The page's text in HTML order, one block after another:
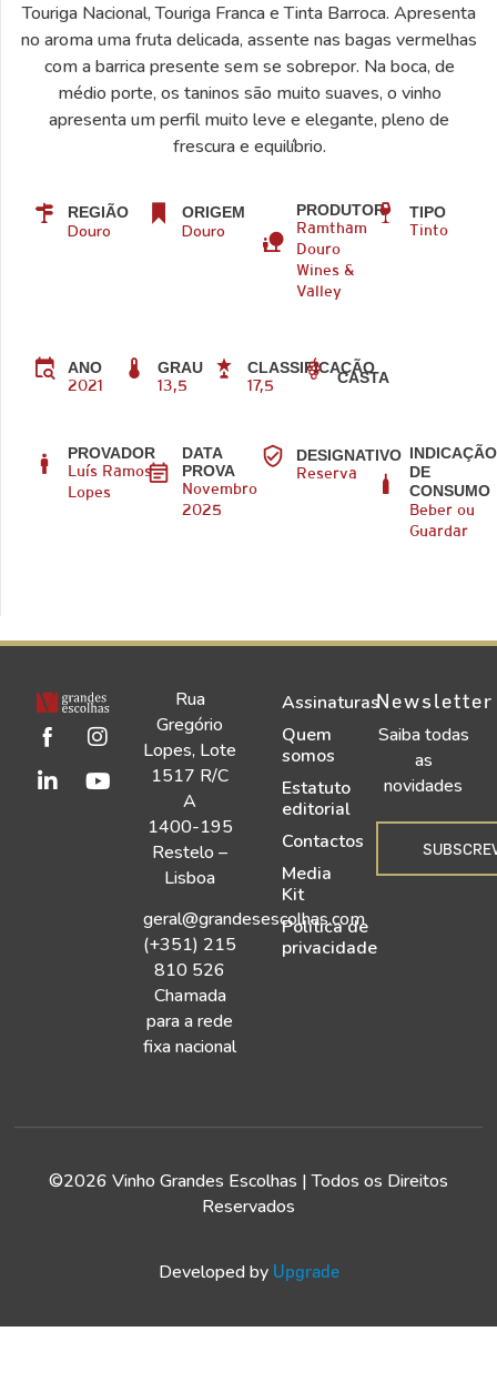
Touriga Nacional, Touriga Franca e Tinta Barroca. Apresenta
no aroma uma fruta delicada, assente nas bagas vermelhas
com a barrica presente sem se sobrepor. Na boca, de
médio porte, os taninos são muito suaves, o vinho
apresenta um perfil muito leve e elegante, pleno de
frescura e equilíbrio.
REGIÃO
Douro
ORIGEM
Douro
PRODUTOR
Ramtham
Douro
Wines &
Valley
TIPO
Tinto
ANO
2021
GRAU
13,5
CLASSIFICAÇÃO
17,5
CASTA
PROVADOR
Luís Ramos
Lopes
DATA
PROVA
Novembro
2025
DESIGNATIVO
Reserva
INDICAÇÃO
DE
CONSUMO
Beber ou
Guardar
Rua
Gregório
Lopes, Lote
1517 R/C
A
1400-195
Restelo –
Lisboa
geral@grandesescolhas.com
(+351) 215
810 526
Chamada
para a rede
fixa nacional
Assinaturas
Quem
somos
Estatuto
editorial
Contactos
Media
Kit
Política de
privacidade
Newsletter
Saiba todas
as
novidades
©2026 Vinho Grandes Escolhas | Todos os Direitos
Reservados
Developed by Upgrade